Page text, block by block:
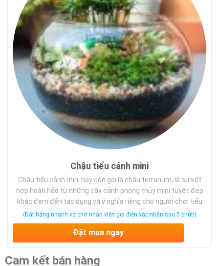
Chậu tiểu cảnh mini
Chậu tiểu cảnh mini hay còn gọi là chậu terrarium, là sự kết
hợp hoàn hảo từ những cây cảnh phong thủy mini tuyệt đẹp
khác đem đến tác dụng và ý nghĩa riêng cho người chơi tiểu
cảnh. Ý nghĩa của chậu tiểu cảnh mini Với mỗi chậu tiểu cảnh
mini đều mang trên …
(Đặt hàng nhanh và chờ nhân viên gọi điện xác nhận sau 5 phút!)
Đặt mua ngay
Cam kết bán hàng